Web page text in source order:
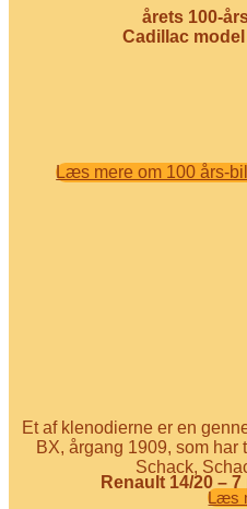
årets 100-
Cadillac
Læs mere om 100 års-
Et af klenodierne er en
BX, årgang 1909, som
Schack,
Renault 14/20 –
Læs